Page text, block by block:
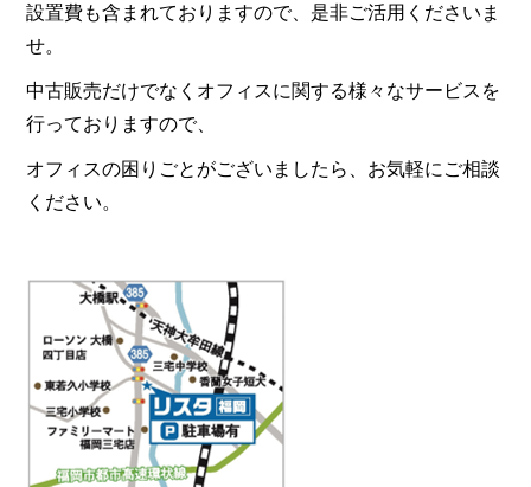
設置費も含まれておりますので、是非ご活用くださいま
せ。
中古販売だけでなくオフィスに関する様々なサービスを
行っておりますので、
オフィスの困りごとがございましたら、お気軽にご相談
ください。